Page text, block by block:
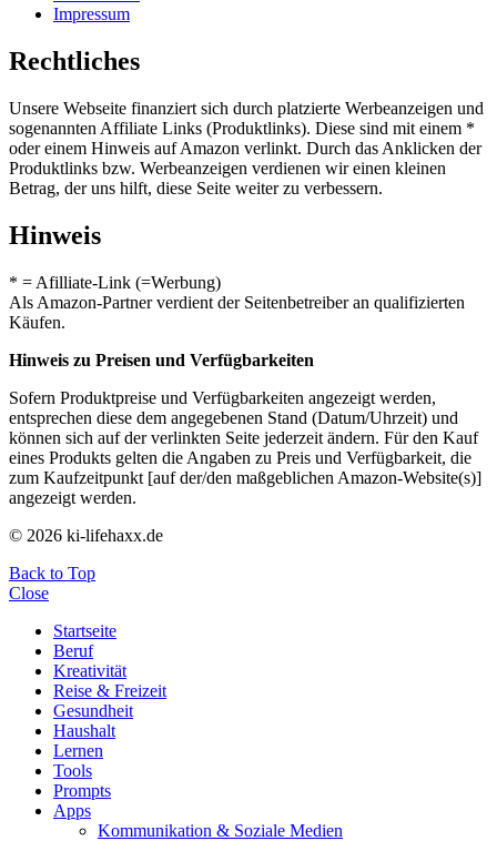
Impressum
Rechtliches
Unsere Webseite finanziert sich durch platzierte Werbeanzeigen und
sogenannten Affiliate Links (Produktlinks). Diese sind mit einem *
oder einem Hinweis auf Amazon verlinkt. Durch das Anklicken der
Produktlinks bzw. Werbeanzeigen verdienen wir einen kleinen
Betrag, der uns hilft, diese Seite weiter zu verbessern.
Hinweis
* = Afilliate-Link (=Werbung)
Als Amazon-Partner verdient der Seitenbetreiber an qualifizierten
Käufen.
Hinweis zu Preisen und Verfügbarkeiten
Sofern Produktpreise und Verfügbarkeiten angezeigt werden,
entsprechen diese dem angegebenen Stand (Datum/Uhrzeit) und
können sich auf der verlinkten Seite jederzeit ändern. Für den Kauf
eines Produkts gelten die Angaben zu Preis und Verfügbarkeit, die
zum Kaufzeitpunkt [auf der/den maßgeblichen Amazon-Website(s)]
angezeigt werden.
© 2026 ki-lifehaxx.de
Back to Top
Close
Startseite
Beruf
Kreativität
Reise & Freizeit
Gesundheit
Haushalt
Lernen
Tools
Prompts
Apps
Kommunikation & Soziale Medien